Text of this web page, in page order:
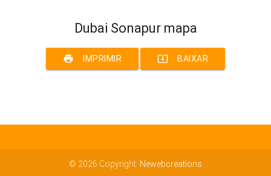
Dubai Sonapur mapa
print IMPRIMIR system_update_alt BAIXAR
© 2026 Copyright: Newebcreations